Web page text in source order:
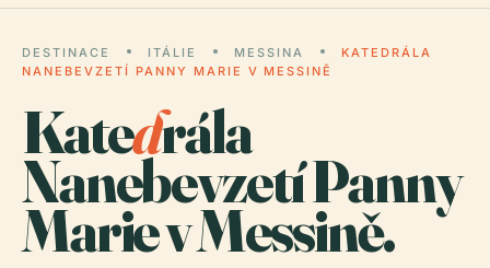
DESTINACE ITÁLIE MESSINA
KATEDRÁLA
NANEBEVZETÍ PANNY MARIE V MESSINĚ
Katedrála
Nanebevzetí Panny
Marie v Messině.